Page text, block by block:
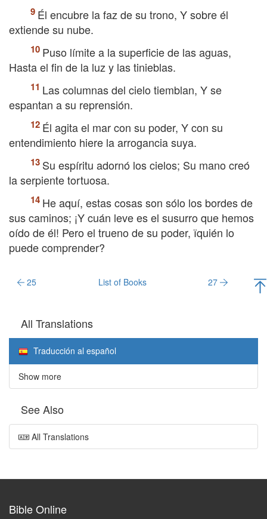
Él encubre la faz de su trono, Y sobre él
extiende su nube.
Puso límite a la superficie de las aguas,
Hasta el fin de la luz y las tinieblas.
Las columnas del cielo tiemblan, Y se
espantan a su reprensión.
Él agita el mar con su poder, Y con su
entendimiento hiere la arrogancia suya.
Su espíritu adornó los cielos; Su mano creó
la serpiente tortuosa.
He aquí, estas cosas son sólo los bordes de
sus caminos; ¡Y cuán leve es el susurro que hemos
oído de él! Pero el trueno de su poder, їquién lo
puede comprender?
25 List of Books 27
All Translations
Traducción al español
Show more
See Also
All Translations
Bible Online